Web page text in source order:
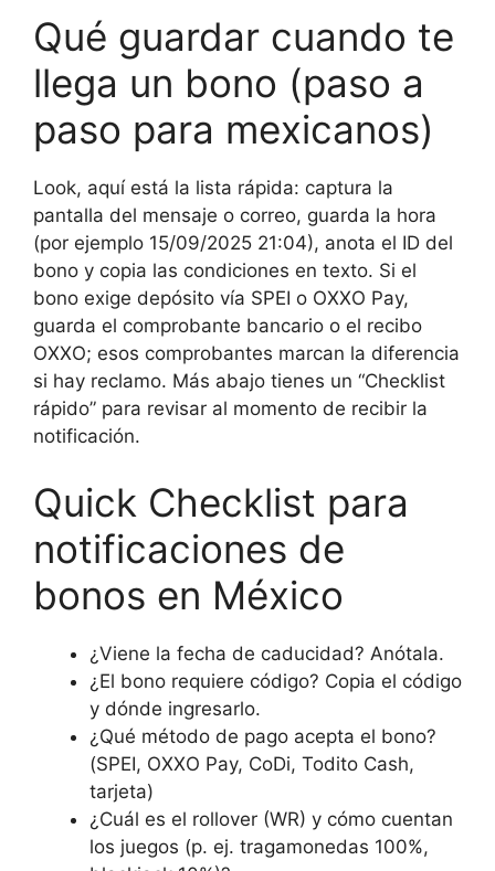
Qué guardar cuando te
llega un bono (paso a
paso para mexicanos)
Look, aquí está la lista rápida: captura la
pantalla del mensaje o correo, guarda la hora
(por ejemplo 15/09/2025 21:04), anota el ID del
bono y copia las condiciones en texto. Si el
bono exige depósito vía SPEI o OXXO Pay,
guarda el comprobante bancario o el recibo
OXXO; esos comprobantes marcan la diferencia
si hay reclamo. Más abajo tienes un “Checklist
rápido” para revisar al momento de recibir la
notificación.
Quick Checklist para
notificaciones de
bonos en México
¿Viene la fecha de caducidad? Anótala.
¿El bono requiere código? Copia el código
y dónde ingresarlo.
¿Qué método de pago acepta el bono?
(SPEI, OXXO Pay, CoDi, Todito Cash,
tarjeta)
¿Cuál es el rollover (WR) y cómo cuentan
los juegos (p. ej. tragamonedas 100%,